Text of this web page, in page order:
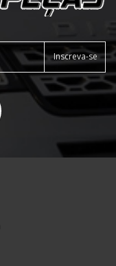
Inscreva-se